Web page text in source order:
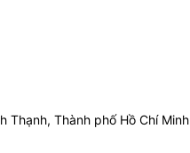
Thạnh, Thành phố Hồ Chí Minh